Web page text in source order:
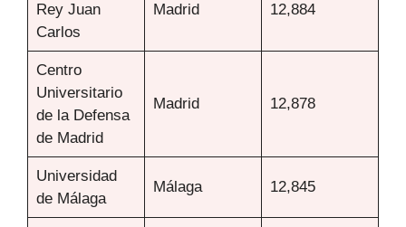
Rey Juan
Carlos
Madrid 12,884
Centro
Universitario
de la Defensa
de Madrid
Madrid 12,878
Universidad
de Málaga
Málaga 12,845